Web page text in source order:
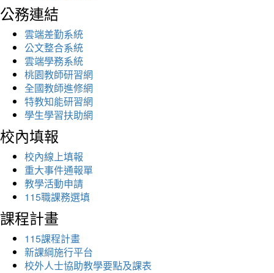
公務連結
雲端差勤系統
公文整合系統
雲端學務系統
桃園教師研習網
全國教師進修網
特教知能研習網
學生學習扶助網
校內填報
校內線上填報
重大事件通報單
教學活動申請
115職課務選填
課程計畫
115課程計畫
新課綱施行平台
校外人士協助教學要點及課表